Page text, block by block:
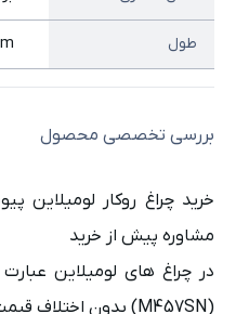
طول
بررسی تخصصی محصول
مشاوره پیش از خرید
(M457SN) بدون اختلاف قیمت، جایگزین می شود.